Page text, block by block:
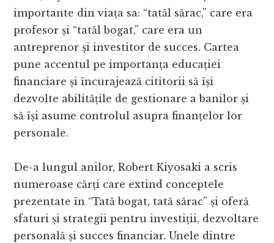
importante din viața sa: “tatăl sărac,” care era
profesor și “tatăl bogat,” care era un
antreprenor și investitor de succes. Cartea
pune accentul pe importanța educației
financiare și încurajează cititorii să își
dezvolte abilitățile de gestionare a banilor și
să își asume controlul asupra finanțelor lor
personale.
De-a lungul anilor, Robert Kiyosaki a scris
numeroase cărți care extind conceptele
prezentate în “Tată bogat, tată sărac” și oferă
sfaturi și strategii pentru investiții, dezvoltare
personală și succes financiar. Unele dintre